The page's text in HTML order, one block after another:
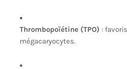
Thrombopoïétine (TPO) :
mégacaryocytes.